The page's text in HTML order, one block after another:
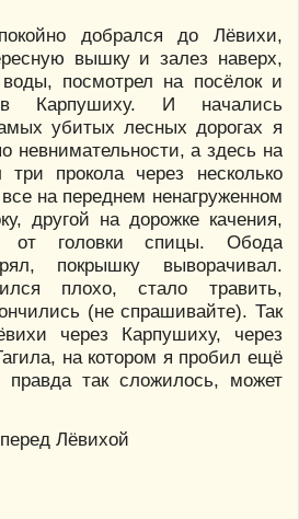
добрался до Лёвихи,
вышку и залез наверх,
посмотрел на посёлок и
Карпушиху. И начались
убитых лесных дорогах я
невнимательности, а здесь на
прокола через несколько
на переднем ненагруженном
другой на дорожке качения,
от головки спицы. Обода
покрышку выворачивал.
плохо, стало травить,
(не спрашивайте). Так
через Карпушиху, через
на котором я пробил ещё
так сложилось, может
Лёвихой